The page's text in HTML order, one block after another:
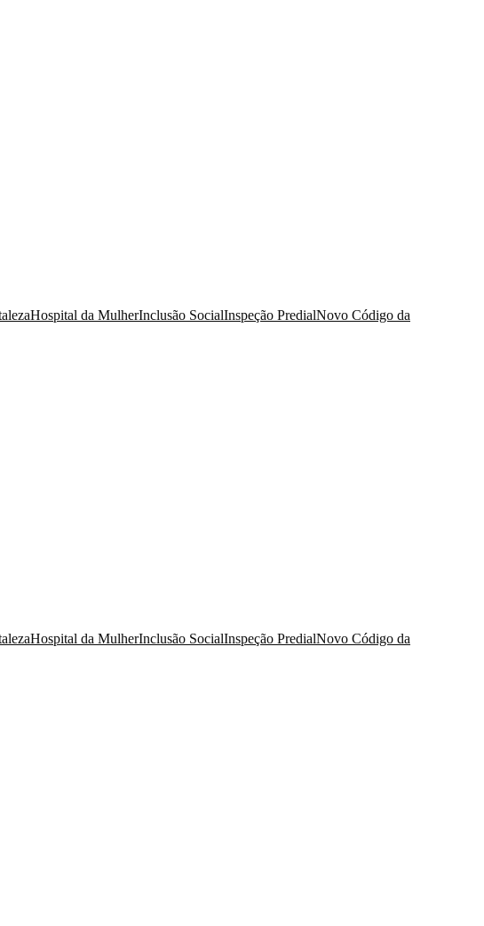
Hospital da MulherInclusão SocialInspeção PredialNovo Código da
Hospital da MulherInclusão SocialInspeção PredialNovo Código da